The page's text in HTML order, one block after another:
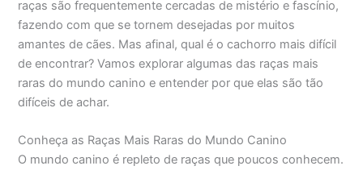
raças são frequentemente cercadas de mistério e fascínio,
fazendo com que se tornem desejadas por muitos
amantes de cães. Mas afinal, qual é o cachorro mais difícil
de encontrar? Vamos explorar algumas das raças mais
raras do mundo canino e entender por que elas são tão
difíceis de achar.
Conheça as Raças Mais Raras do Mundo Canino
O mundo canino é repleto de raças que poucos conhecem.